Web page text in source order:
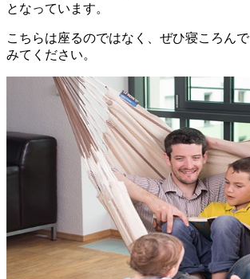
となっています。
こちらは座るのではなく、ぜひ寝ころんで
みてください。